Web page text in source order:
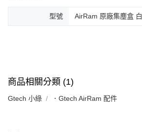
型號 AirRam 原廠集塵盒 白
商品相關分類 (1)
Gtech 小綠 ．Gtech AirRam 配件